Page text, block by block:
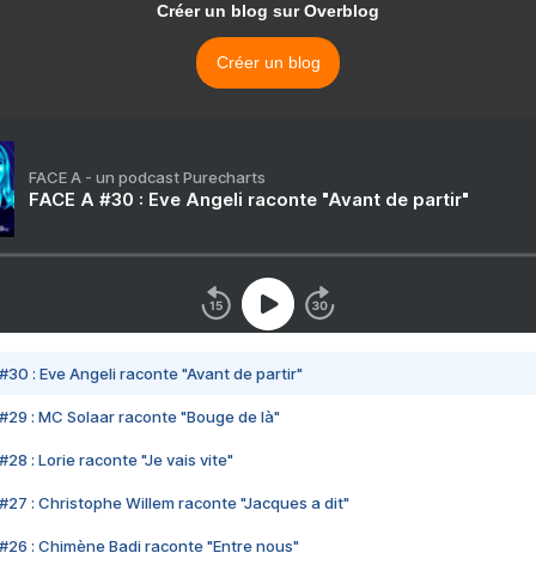
Créer un blog sur Overblog
Créer un blog
FACE A - un podcast Purecharts
FACE A #30 : Eve Angeli raconte "Avant de partir"
#30 : Eve Angeli raconte "Avant de partir"
#29 : MC Solaar raconte "Bouge de là"
#28 : Lorie raconte "Je vais vite"
#27 : Christophe Willem raconte "Jacques a dit"
#26 : Chimène Badi raconte "Entre nous"